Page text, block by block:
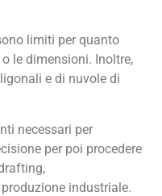
limiti per quanto
le dimensioni. Inoltre,
e di nuvole di
necessari per
per poi procedere
produzione industriale.